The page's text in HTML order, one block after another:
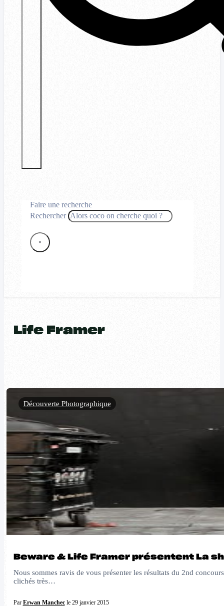
Faire une recherche
Rechercher
×
Life Framer
Beware & Life Framer présentent La
Nous sommes ravis de vous présenter les résultats du 2nd
clichés très…
Par Erwan Manchecle 29 janvier 2015
Découverte Photographique